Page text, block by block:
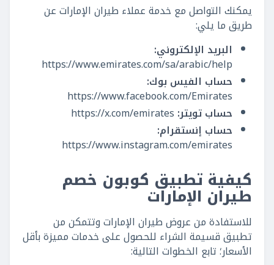
يمكنك التواصل مع خدمة عملاء طيران الإمارات عن
طريق ما يلي:
البريد الإلكتروني:
https://www.emirates.com/sa/arabic/help
حساب الفيس بوك:
https://www.facebook.com/Emirates
حساب تويتر:
حساب إنستقرام:
https://www.instagram.com/emirates
كيفية تطبيق كوبون خصم
طيران الإمارات
للاستفادة من عروض طيران الإمارات وتتمكن من
تطبيق قسيمة الشراء للحصول على خدمات مميزة بأقل
الأسعار؛ تابع الخطوات التالية: